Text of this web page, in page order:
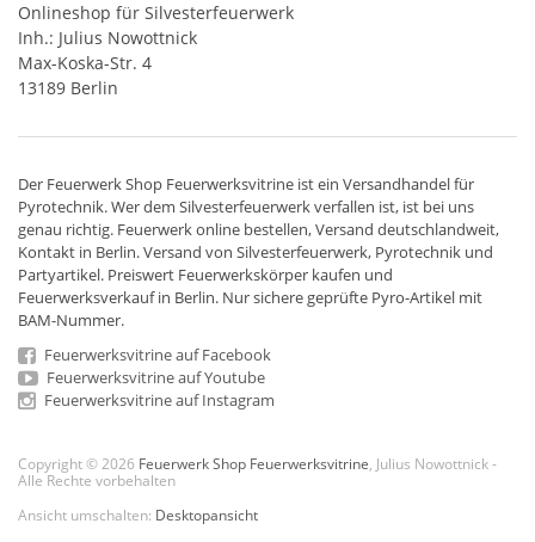
Onlineshop für Silvesterfeuerwerk
Inh.: Julius Nowottnick
Max-Koska-Str. 4
13189 Berlin
Der Feuerwerk Shop Feuerwerksvitrine ist ein Versandhandelfür
Pyrotechnik. Wer dem Silvesterfeuerwerk verfallen ist, ist bei uns
genau richtig. Feuerwerk online bestellen,Versand deutschlandweit,
Kontakt in Berlin. Versand von Silvesterfeuerwerk, Pyrotechnik und
Partyartikel. Preiswert Feuerwerkskörper kaufen und
Feuerwerksverkauf in Berlin. Nur sichere geprüfte Pyro-Artikel mit
BAM-Nummer.
Feuerwerksvitrine auf Facebook
Feuerwerksvitrine auf Youtube
Feuerwerksvitrine auf Instagram
Copyright © 2026 Feuerwerk Shop Feuerwerksvitrine, Julius Nowottnick -
Alle Rechte vorbehalten
Ansicht umschalten: Desktopansicht